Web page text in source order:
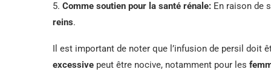
5. Comme soutien pour la santé rénale: En raison de
reins.
Il est important de noter que l’infusion de persil doit
excessive peut être nocive, notamment pour les